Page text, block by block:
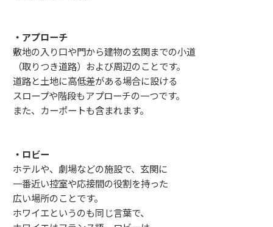
・アプローチ
敷地の入り口や門から建物の玄関までの小道
（取りつき道路）および周辺のことです。
道路と土地に高低差がある場合に設ける
スロープや階段もアプローチの一つです。
また、カーポートも含まれます。
・ロビー
ホテルや、劇場などの施設で、玄関に
一番近い控室や応接間の役割を持った
広い場所のことです。
ホワイエというのも同じ言葉で、